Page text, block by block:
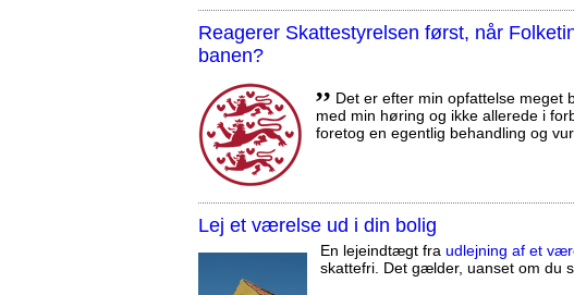
Reagerer Skattestyrelsen først, når
banen?
,, Det er efter min opfattelse meget
med min høring og ikke allerede i
foretog en egentlig behandling og
Lej et værelse ud i din bolig
En lejeindtægt fra udlejning af et
skattefri. Det gælder, uanset om du